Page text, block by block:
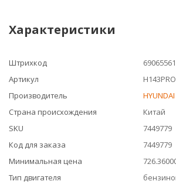
Характеристики
Штрихкод
Артикул
Производитель
HYUNDAI
Страна происхождения
Китай
SKU
7449779
Код для заказа
7449779
Минимальная цена
Тип двигателя